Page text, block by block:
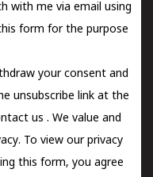
with me via email using
form for the purpose
your consent and
unsubscribe link at the
us . We value and
To view our privacy
this form, you agree